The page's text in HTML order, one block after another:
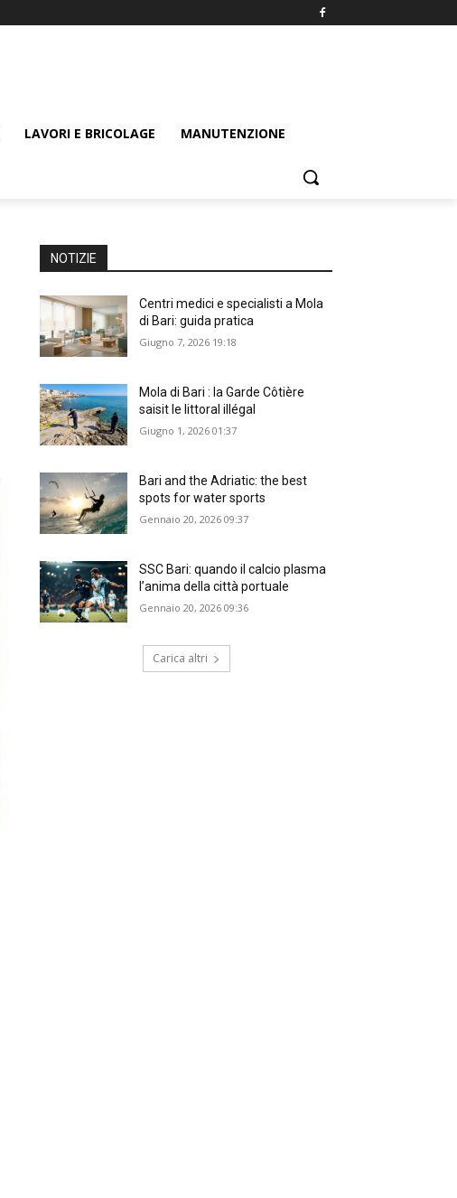
LAVORI E BRICOLAGE MANUTENZIONE
NOTIZIE
Centri medici e specialisti a Mola
di Bari: guida pratica
Giugno 7, 2026 19:18
Mola di Bari : la Garde Côtière
saisit le littoral illégal
Giugno 1, 2026 01:37
Bari and the Adriatic: the best
spots for water sports
Gennaio 20, 2026 09:37
SSC Bari: quando il calcio plasma
l’anima della città portuale
Gennaio 20, 2026 09:36
Carica altri